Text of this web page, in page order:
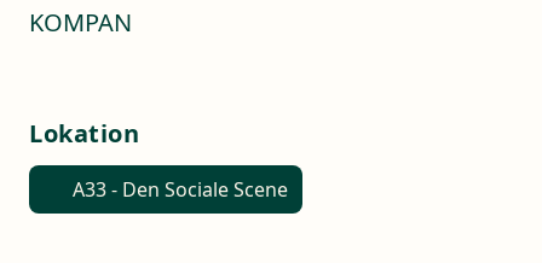
KOMPAN
Lokation
A33 - Den Sociale Scene